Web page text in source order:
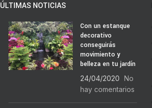
ÚLTIMAS NOTICIAS
Con un estanque
decorativo
conseguirás
movimiento y
belleza en tu jardín
24/04/2020 No
hay comentarios